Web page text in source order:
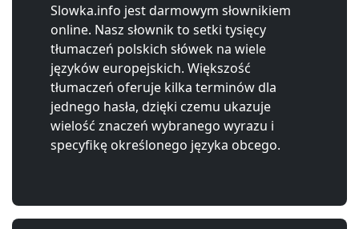
Slowka.info jest darmowym słownikiem
online. Nasz słownik to setki tysięcy
tłumaczeń polskich słówek na wiele
języków europejskich. Większość
tłumaczeń oferuje kilka terminów dla
jednego hasła, dzięki czemu ukazuje
wielość znaczeń wybranego wyrazu i
specyfikę określonego języka obcego.